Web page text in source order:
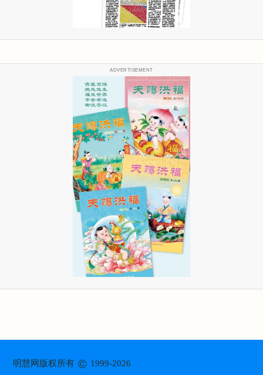
ADVERTISEMENT
明慧网版权所有© 1999-2026